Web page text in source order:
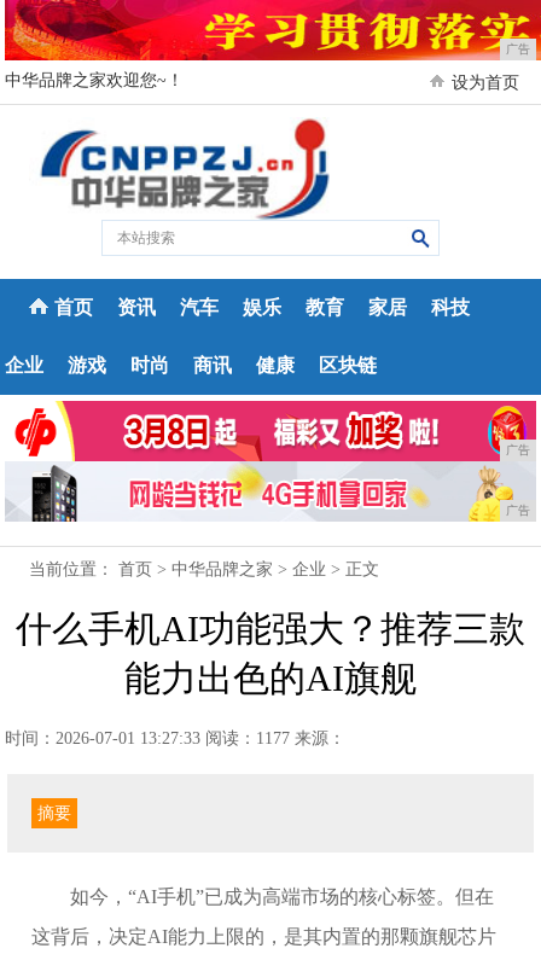
广告
中华品牌之家欢迎您~！ 设为首页
首页 资讯 汽车 娱乐 教育 家居 科技
企业 游戏 时尚 商讯 健康 区块链
广告
广告
当前位置：首页 >中华品牌之家 >企业 > 正文
什么手机AI功能强大？推荐三款
能力出色的AI旗舰
时间：2026-07-01 13:27:33 阅读：1177 来源：
摘要
如今，“AI手机”已成为高端市场的核心标签。但在
这背后，决定AI能力上限的，是其内置的那颗旗舰芯片